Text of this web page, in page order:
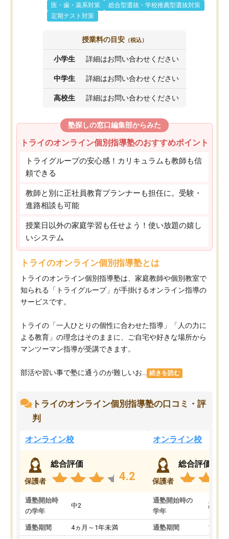
医・歯・薬系対策
総合型選抜・学校推薦型選抜対策
定期テスト対策
授業料の目安 （税込）
小学生 詳細はお問い合わせください
中学生 詳細はお問い合わせください
高校生 詳細はお問い合わせください
塾探しの窓口編集部からみた
トライのオンライン個別指導塾のおすすめポイント
トライグループの安心感！カリキュラムも教師も信
頼できる
教師と別に正社員教育プランナーも担任に。受験・
進路相談も可能
授業日以外の家庭学習も任せよう！使い放題の嬉し
いシステム
トライのオンライン個別指導塾とは
トライのオンライン個別指導塾は、家庭教師や個別教室で
知られる「トライグループ」が手掛けるオンライン指導の
サービスです。
トライの「一人ひとりの個性に合わせた指導」「人の力に
よる教育」の理念はそのままに、ご自宅や好きな場所から
マンツーマン指導が受講できます。
部活や習い事で塾に通うのが難しいお... 続きを読む
トライのオンライン個別指導塾の口コミ・評
判
オンライン校
保護者
総合評価
4.2
通塾開始時
の学年
中2
通塾期間 4ヵ月～1年未満
オンライン校
保護者
総合評価
通塾開始時の
学年
高3
通塾期間 1～3